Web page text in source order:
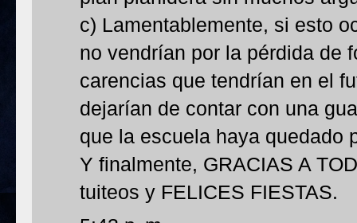
c) Lamentablemente, si esto
no vendrían por la pérdida de
carencias que tendrían en el
dejarían de contar con una
que la escuela haya quedado
Y finalmente, GRACIAS A
tuiteos y FELICES FIESTAS.